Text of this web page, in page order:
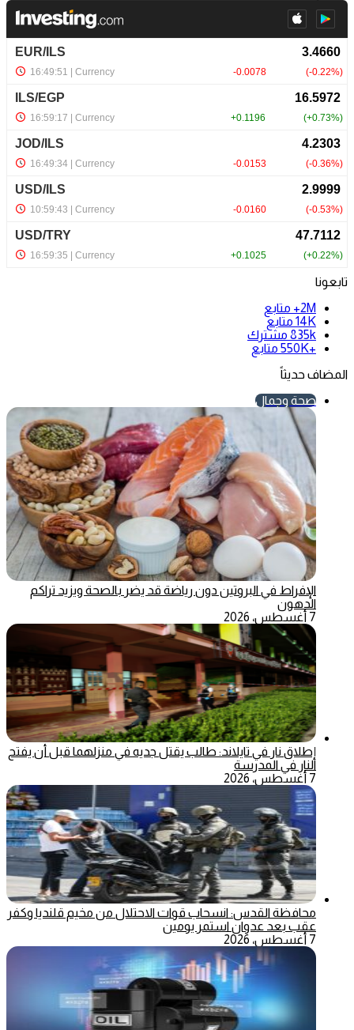
تابعونا
2M+
متابع
14K متابع
835k مشترك
+550K
متابع
المضاف حديثاً
صحة وجمال
الإفراط في البروتين دون رياضة قد يضر بالصحة ويزيد تراكم
الدهون
7 أغسطس، 2026
إطلاق نار في تايلاند: طالب يقتل جديه في منزلهما قبل أن يفتح
النار في المدرسة
7 أغسطس، 2026
محافظة القدس: انسحاب قوات الاحتلال من مخيم قلنديا وكفر
عقب بعد عدوان استمر يومين
7 أغسطس، 2026